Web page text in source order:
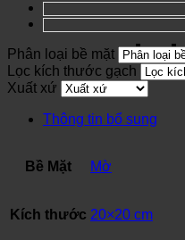
Phân loại bề mặt
Lọc kích thước gạch
Xuất xứ
Thông tin bổ sung
Bề Mặt Mờ
Kích thước 20×20 cm